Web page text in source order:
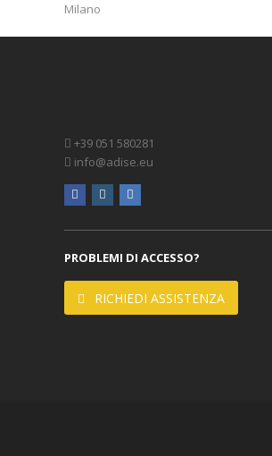
post:
Milano
+39 051 580281
info@adise.eu
facebookinstagram
PROBLEMI DI ACCESSO?
RICHIEDI ASSISTENZA